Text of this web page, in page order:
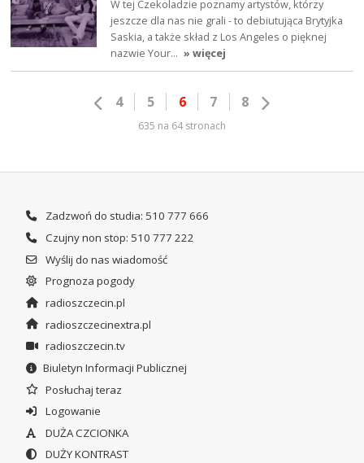
W tej Czekoladzie poznamy artystów, którzy
jeszcze dla nas nie grali - to debiutująca Brytyjka
Saskia, a także skład z Los Angeles o pięknej
nazwie Your… » więcej
4 5 6 7 8
635 na 64 stronach
Zadzwoń do studia: 510 777 666
Czujny non stop: 510 777 222
Wyślij do nas wiadomość
Prognoza pogody
radioszczecin.pl
radioszczecinextra.pl
radioszczecin.tv
Biuletyn Informacji Publicznej
Posłuchaj teraz
Logowanie
DUŻA CZCIONKA
DUŻY KONTRAST